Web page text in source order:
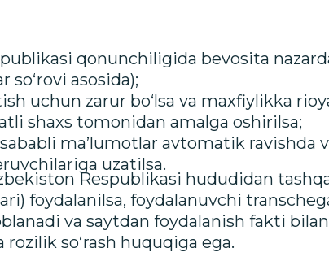
qonunchiligida bevosita
so‘rovi asosida);
uchun zarur bo‘lsa va maxfiylikka
shaxs tomonidan amalga oshirilsa;
ma’lumotlar avtomatik ravishda
uzatilsa.
Respublikasi hududidan
foydalanilsa, foydalanuvchi
va saytdan foydalanish fakti
so‘rash huquqiga ega.